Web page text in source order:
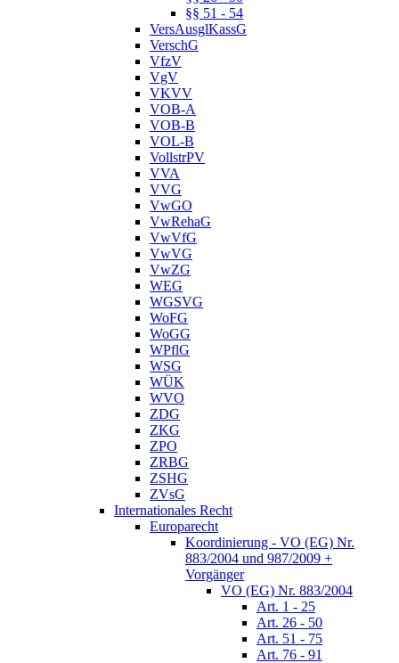
§§ 51 - 54
VersAusglKassG
VerschG
VfzV
VgV
VKVV
VOB-A
VOB-B
VOL-B
VollstrPV
VVA
VVG
VwGO
VwRehaG
VwVfG
VwVG
VwZG
WEG
WGSVG
WoFG
WoGG
WPflG
WSG
WÜK
WVO
ZDG
ZKG
ZPO
ZRBG
ZSHG
ZVsG
Internationales Recht
Europarecht
Koordinierung - VO (EG) Nr.
883/2004 und 987/2009 +
Vorgänger
VO (EG) Nr. 883/2004
Art. 1 - 25
Art. 26 - 50
Art. 51 - 75
Art. 76 - 91